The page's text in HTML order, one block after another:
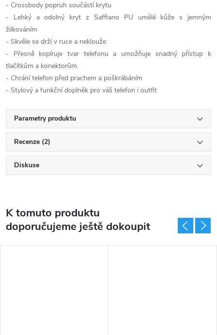
- Crossbody popruh součástí krytu
- Lehký a odolný kryt z Saffiano PU umělé kůže s jemným
žilkováním
- Skvěle se drží v ruce a neklouže
- Přesně kopíruje tvar telefonu a umožňuje snadný přístup k
tlačítkům a konektorům.
- Chrání telefon před prachem a poškrábáním
- Stylový a funkční doplněk pro váš telefon i outfit
Parametry produktu
Recenze (2)
Diskuse
K tomuto produktu
doporučujeme ještě dokoupit